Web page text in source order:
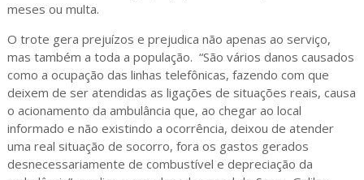
meses ou multa.
O trote gera prejuízos e prejudica não apenas ao serviço,
mas também a toda a população. “São vários danos causados
como a ocupação das linhas telefônicas, fazendo com que
deixem de ser atendidas as ligações de situações reais, causa
o acionamento da ambulância que, ao chegar ao local
informado e não existindo a ocorrência, deixou de atender
uma real situação de socorro, fora os gastos gerados
desnecessariamente de combustível e depreciação da